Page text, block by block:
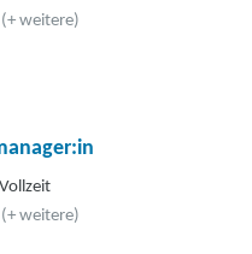
(+ weitere)
(+ weitere)